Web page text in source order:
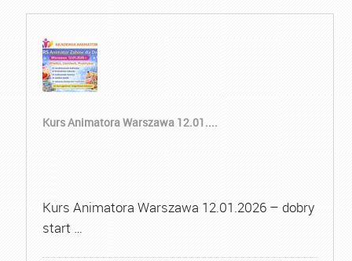
Kurs Animatora Warszawa 12.01....
Kurs Animatora Warszawa 12.01.2026 – dobry
start …